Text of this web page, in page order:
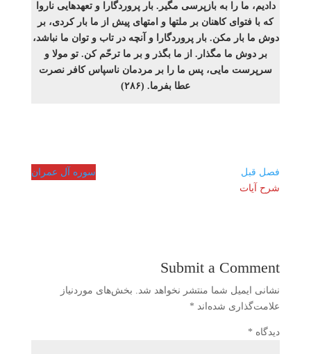
دادیم، ما را به بازپرسی مگیر. بار پروردگارا و تعهدهایی ناروا
که با فتوای کاهنان بر ملت­ها و امت­های پیش از ما بار کردی، بر
دوش ما بار مکن. بار پروردگارا و آنچه در تاب و توان ما نباشد،
بر دوش ما مگذار. از ما بگذر و بر ما ترحّم کن. تو مولا و
سرپرست مایی، پس ما را بر مردمان ناسپاس کافر نصرت
عطا بفرما. (۲۸۶)
فصل قبل
سوره آل عمران
شرح آیات
Submit a Comment
نشانی ایمیل شما منتشر نخواهد شد. بخش‌های موردنیاز
علامت‌گذاری شده‌اند *
دیدگاه *